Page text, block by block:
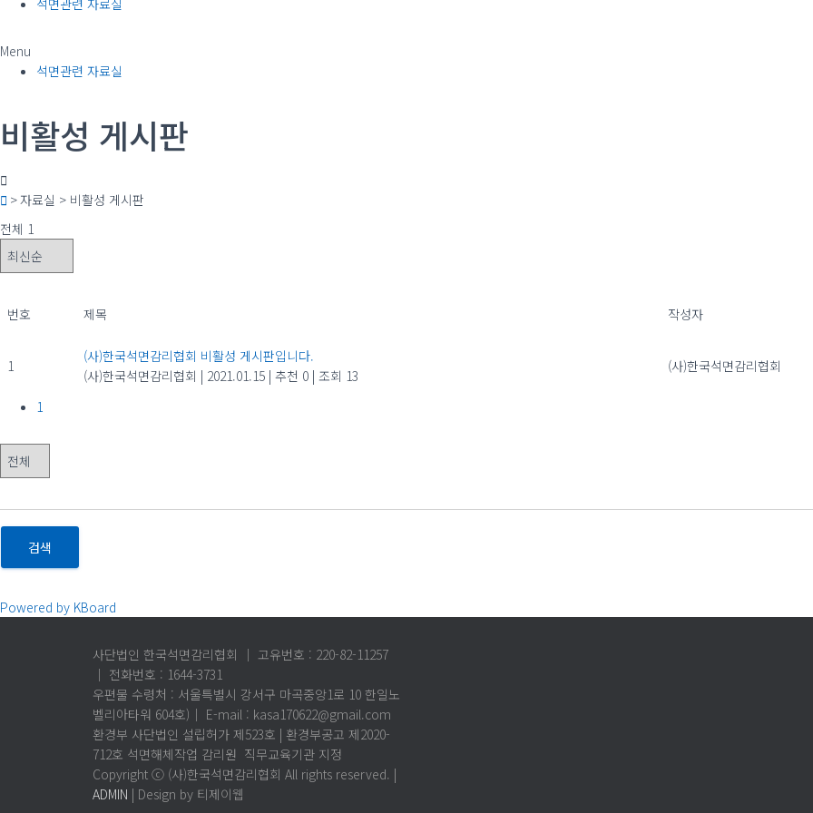
석면관련 자료실
Menu
석면관련 자료실
비활성 게시판
> 자료실 > 비활성 게시판
전체 1
번호 제목 작성자
1
(사)한국석면감리협회 비활성 게시판입니다.
(사)한국석면감리협회 | 2021.01.15 | 추천 0 | 조회 13
(사)한국석면감리협회
1
검색
Powered by KBoard
사단법인 한국석면감리협회 │ 고유번호 : 220-82-11257
│ 전화번호 : 1644-3731
우편물 수령처 : 서울특별시 강서구 마곡중앙1로 10 한일노
벨리아타워 604호)│ E-mail : kasa170622@gmail.com
환경부 사단법인 설립허가 제523호 | 환경부공고 제2020-
712호 석면해체작업 감리원 직무교육기관 지정
Copyright ⓒ (사)한국석면감리협회 All rights reserved. |
ADMIN | Design by 티제이웹